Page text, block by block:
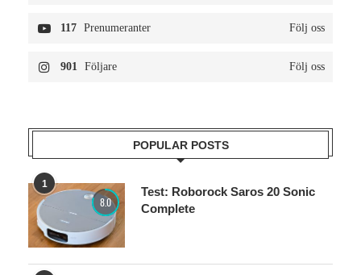
117 Prenumeranter Följ oss
901 Följare Följ oss
POPULAR POSTS
1
8.0
Test: Roborock Saros 20 Sonic
Complete